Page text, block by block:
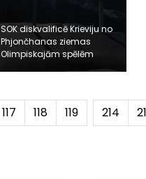
SOK diskvalificē Krieviju no
Phjončhanas ziemas
Olimpiskajām spēlēm
117 118 119 214